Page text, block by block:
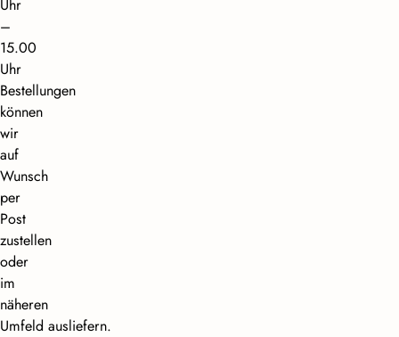
Uhr
–
15.00
Uhr
Bestellungen
können
wir
auf
Wunsch
per
Post
zustellen
oder
im
näheren
Umfeld ausliefern.